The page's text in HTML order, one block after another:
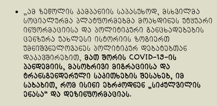
„ამ ზეწოლის კამპანიის საპასუხოდ, მსხვილმა
სოციალურმა პლატფორმებმა მოახდინეს უტყუარი
ინფორმაციისა და პოლიტიკური განცხადებების
ცენზურა უახლესი ისტორიის ზოგიერთ
უმნიშვნელოვანეს პოლიტიკურ დებატებთან
დაკავშირებით, მათ შორის COVID-19-ის
პანდემიის, მასობრივი მიგრაციისა და
ტრანსგენდერული საკითხების შესახებ, იმ
საბაბით, რომ ისინი ებრძოდნენ „სიძულვილის
ენასა“ და დეზინფორმაციას.